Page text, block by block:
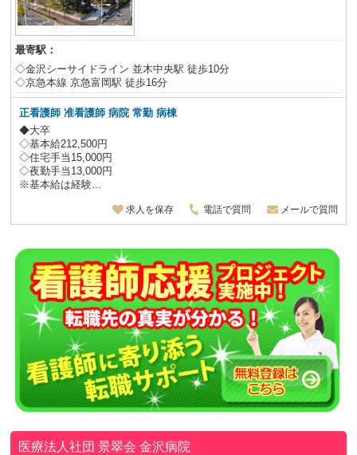
最寄駅：
◇金沢シーサイドライン 並木中央駅 徒歩10分
◇京急本線 京急富岡駅 徒歩16分
正看護師 准看護師 病院 常勤 病棟
◆大卒
◇基本給212,500円
◇住宅手当15,000円
◇夜勤手当13,000円
※基本給は経験...
求人を保存 電話で質問 メールで質問
医療法人社団 景翠会金沢病院